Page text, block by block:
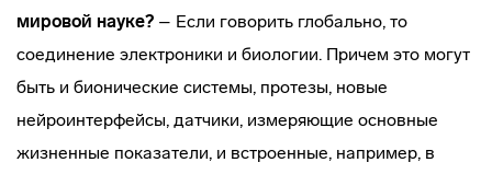
мировой науке? – Если говорить глобально, то
соединение электроники и биологии. Причем это могут
быть и бионические системы, протезы, новые
нейроинтерфейсы, датчики, измеряющие основные
жизненные показатели, и встроенные, например, в